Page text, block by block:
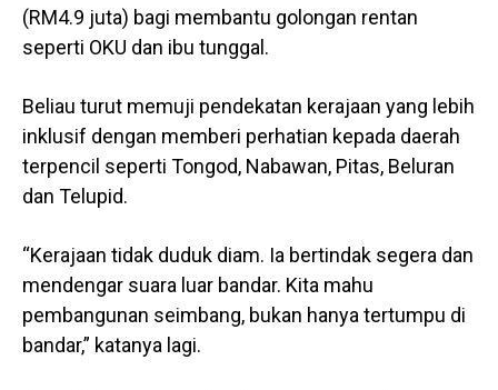
(RM4.9 juta) bagi membantu golongan rentan
seperti OKU dan ibu tunggal.
Beliau turut memuji pendekatan kerajaan yang lebih
inklusif dengan memberi perhatian kepada daerah
terpencil seperti Tongod, Nabawan, Pitas, Beluran
dan Telupid.
“Kerajaan tidak duduk diam. Ia bertindak segera dan
mendengar suara luar bandar. Kita mahu
pembangunan seimbang, bukan hanya tertumpu di
bandar,” katanya lagi.